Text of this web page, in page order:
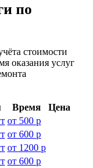
по
стоимости
оказания услуг
Время
Цена
от 500 р
от 600 р
от 1200 р
от 600 р